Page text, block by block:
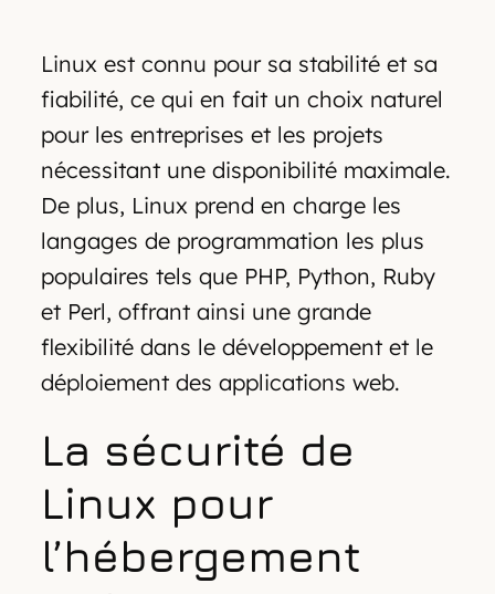
Linux est connu pour sa stabilité et sa
fiabilité, ce qui en fait un choix naturel
pour les entreprises et les projets
nécessitant une disponibilité maximale.
De plus, Linux prend en charge les
langages de programmation les plus
populaires tels que PHP, Python, Ruby
et Perl, offrant ainsi une grande
flexibilité dans le développement et le
déploiement des applications web.
La sécurité de
Linux pour
l’hébergement